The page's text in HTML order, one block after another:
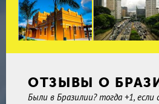
ОТЗЫВЫ О
Были в Бразилии? тогда +1,